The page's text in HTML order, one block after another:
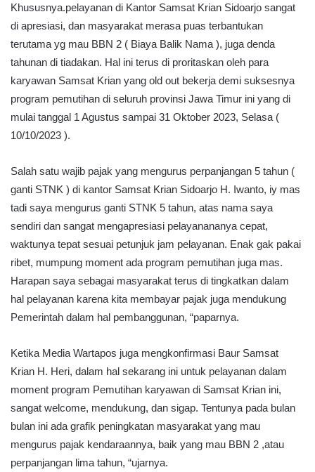
Khususnya.pelayanan di Kantor Samsat Krian Sidoarjo sangat
di apresiasi, dan masyarakat merasa puas terbantukan
terutama yg mau BBN 2 ( Biaya Balik Nama ), juga denda
tahunan di tiadakan. Hal ini terus di proritaskan oleh para
karyawan Samsat Krian yang old out bekerja demi suksesnya
program pemutihan di seluruh provinsi Jawa Timur ini yang di
mulai tanggal 1 Agustus sampai 31 Oktober 2023, Selasa (
10/10/2023 ).
Salah satu wajib pajak yang mengurus perpanjangan 5 tahun (
ganti STNK ) di kantor Samsat Krian Sidoarjo H. Iwanto, iy mas
tadi saya mengurus ganti STNK 5 tahun, atas nama saya
sendiri dan sangat mengapresiasi pelayanananya cepat,
waktunya tepat sesuai petunjuk jam pelayanan. Enak gak pakai
ribet, mumpung moment ada program pemutihan juga mas.
Harapan saya sebagai masyarakat terus di tingkatkan dalam
hal pelayanan karena kita membayar pajak juga mendukung
Pemerintah dalam hal pembanggunan, “paparnya.
Ketika Media Wartapos juga mengkonfirmasi Baur Samsat
Krian H. Heri, dalam hal sekarang ini untuk pelayanan dalam
moment program Pemutihan karyawan di Samsat Krian ini,
sangat welcome, mendukung, dan sigap. Tentunya pada bulan
bulan ini ada grafik peningkatan masyarakat yang mau
mengurus pajak kendaraannya, baik yang mau BBN 2 ,atau
perpanjangan lima tahun, “ujarnya.